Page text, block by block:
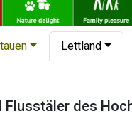
Lettland
Flusstäler des